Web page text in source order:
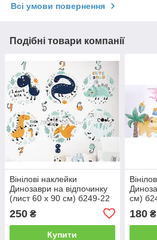
Всі умови повернення
Подібні товари компанії
Вінілові наклейки
Динозаври на відпочинку
(лист 60 х 90 см) б249-22
250 ₴
Купити
см)
180₴